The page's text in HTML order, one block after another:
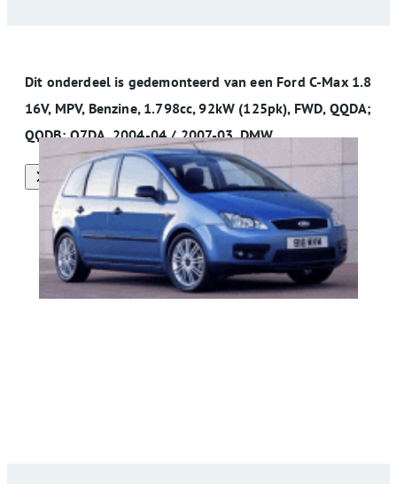
Dit onderdeel is gedemonteerd van een Ford C-Max 1.8
16V, MPV, Benzine, 1.798cc, 92kW (125pk), FWD, QQDA;
QQDB; Q7DA, 2004-04 / 2007-03, DMW
Alle onderdelen van deze auto